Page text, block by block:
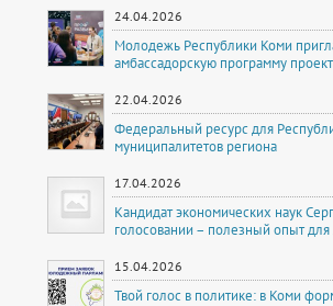
24.04.2026
Молодежь Республики Коми
амбассадорскую программу
22.04.2026
Федеральный ресурс для
муниципалитетов региона
17.04.2026
Кандидат экономических наук
голосовании – полезный опыт
15.04.2026
Твой голос в политике: в Коми